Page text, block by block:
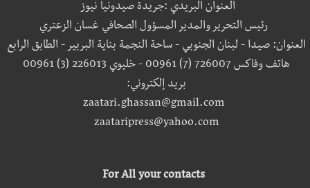
العنوان البريدي :جريدة صيدونيا نيوز
رئيس التحرير والمدير المسؤول الصحافي غسان الزعتري
العنوان: صيدا - لبنان الجنوبي - ساحة النجمة بناية البربير - الطابق الرابع
هاتف وفاكس 726007 (7) 00961 - خليوي 226013 (3) 00961
بريد إلكتروني:
zaatari.ghassan@gmail.com
zaataripress@yahoo.com
For All your contacts